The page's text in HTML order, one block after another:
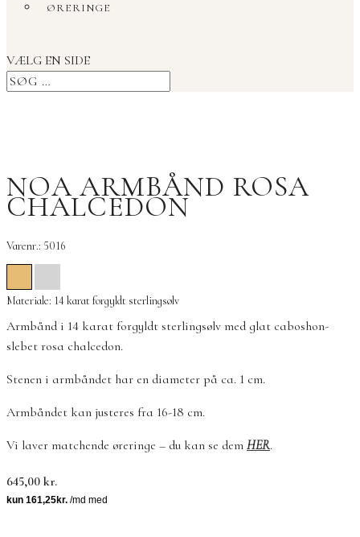
ØRERINGE
VÆLG EN SIDE
NOA ARMBÅND ROSA
CHALCEDON
Varenr.: 5016
Materiale: 14 karat forgyldt sterlingsølv
Armbånd i 14 karat forgyldt sterlingsølv med glat caboshon-
slebet rosa chalcedon.
Stenen i armbåndet har en diameter på ca. 1 cm.
Armbåndet kan justeres fra 16-18 cm.
Vi laver matchende øreringe – du kan se dem HER.
645,00 kr.